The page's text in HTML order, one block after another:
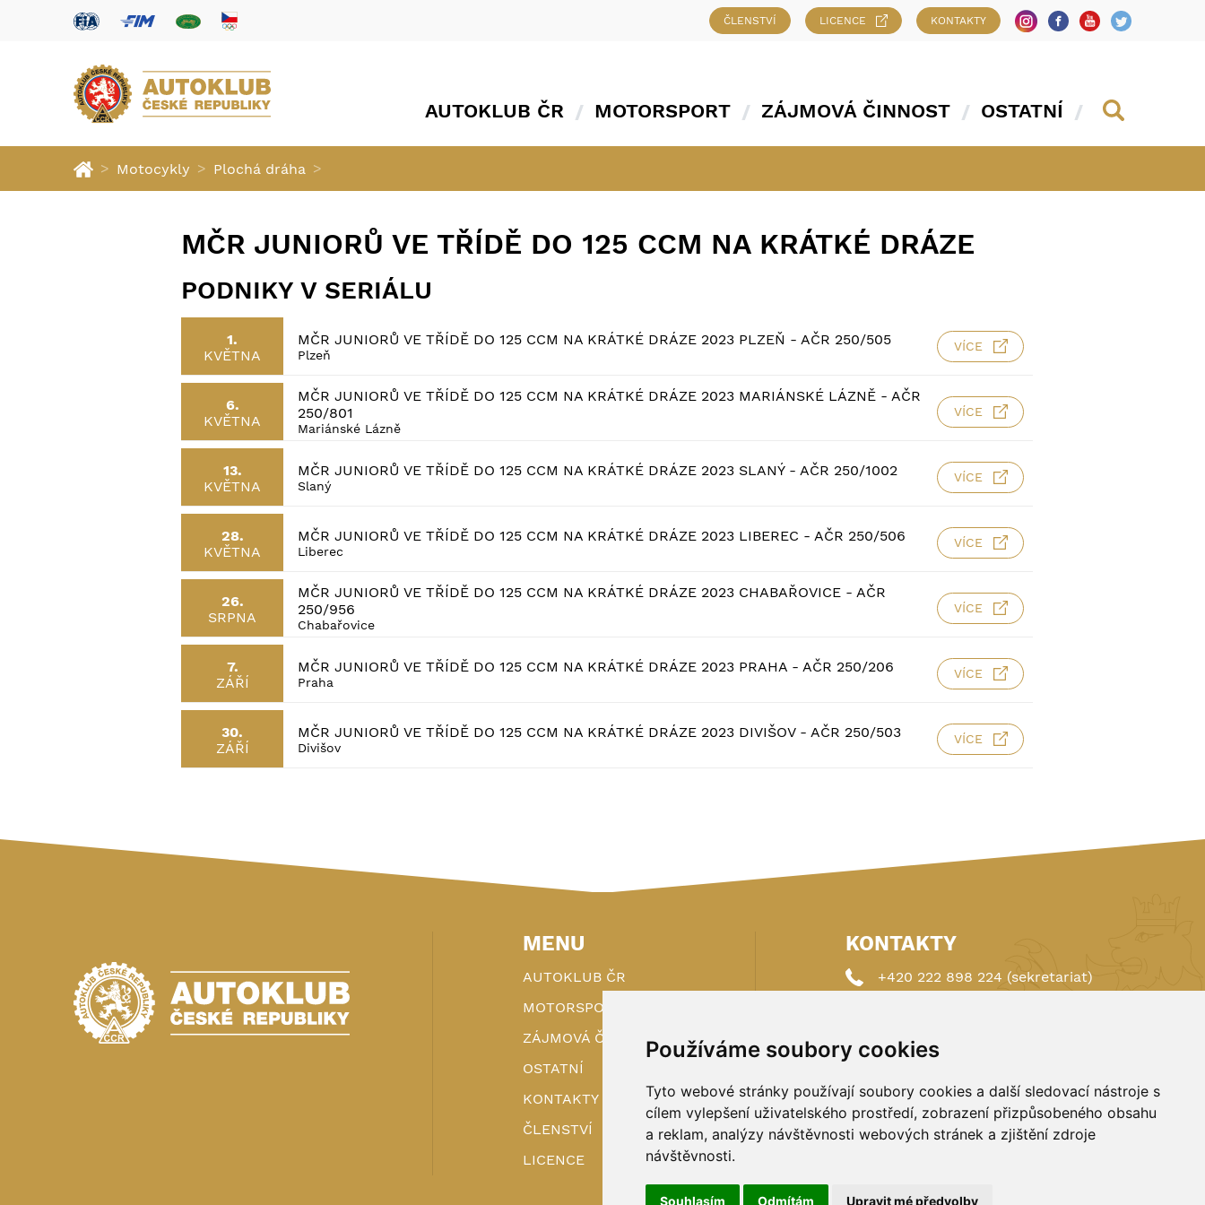
Používáme soubory cookies
Tyto webové stránky používají soubory cookies a další sledovací nástroje s
cílem vylepšení uživatelského prostředí, zobrazení přizpůsobeného obsahu
a reklam, analýzy návštěvnosti webových stránek a zjištění zdroje
návštěvnosti.
Souhlasím Odmítám Upravit mé předvolby
ČLENSTVÍ LICENCE KONTAKTY
AUTOKLUB ČR MOTORSPORT ZÁJMOVÁ ČINNOST OSTATNÍ
> Motocykly > Plochá dráha >
MČR JUNIORŮ VE TŘÍDĚ DO 125 CCM NA KRÁTKÉ DRÁZE
PODNIKY V SERIÁLU
1.
KVĚTNA
MČR JUNIORŮ VE TŘÍDĚ DO 125 CCM NA KRÁTKÉ DRÁZE 2023 PLZEŇ - AČR 250/505
Plzeň
VÍCE
6.
KVĚTNA
MČR JUNIORŮ VE TŘÍDĚ DO 125 CCM NA KRÁTKÉ DRÁZE 2023 MARIÁNSKÉ LÁZNĚ - AČR
250/801
Mariánské Lázně
VÍCE
13.
KVĚTNA
MČR JUNIORŮ VE TŘÍDĚ DO 125 CCM NA KRÁTKÉ DRÁZE 2023 SLANÝ - AČR 250/1002
Slaný
VÍCE
28.
KVĚTNA
MČR JUNIORŮ VE TŘÍDĚ DO 125 CCM NA KRÁTKÉ DRÁZE 2023 LIBEREC - AČR 250/506
Liberec
VÍCE
26.
SRPNA
MČR JUNIORŮ VE TŘÍDĚ DO 125 CCM NA KRÁTKÉ DRÁZE 2023 CHABAŘOVICE - AČR
250/956
Chabařovice
VÍCE
7.
ZÁŘÍ
MČR JUNIORŮ VE TŘÍDĚ DO 125 CCM NA KRÁTKÉ DRÁZE 2023 PRAHA - AČR 250/206
Praha
VÍCE
30.
ZÁŘÍ
MČR JUNIORŮ VE TŘÍDĚ DO 125 CCM NA KRÁTKÉ DRÁZE 2023 DIVIŠOV - AČR 250/503
Divišov
VÍCE
MENU
AUTOKLUB ČR
MOTORSPORT
ZÁJMOVÁ ČINNOST
OSTATNÍ
KONTAKTY
ČLENSTVÍ
LICENCE
KONTAKTY
+420 222 898 224 (sekretariat)
autoklub@autoklub.cz
Opletalova 1337/29, 110 00 Praha 1